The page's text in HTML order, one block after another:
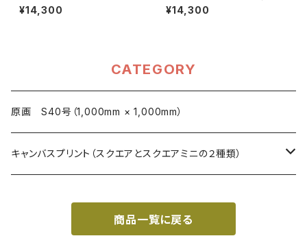
¥14,300 ¥14,300
CATEGORY
原画 S40号（1,000mm × 1,000mm）
キャンバスプリント（スクエアとスクエアミニの２種類）
スクエアミニ (180mm×180mm)
商品一覧に戻る